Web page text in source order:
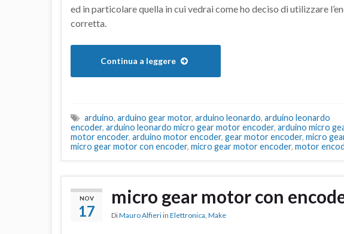
ed in particolare quella in cui vedrai come ho deciso di utilizzare
corretta.
Continua a leggere
arduino, arduino gear motor, arduino leonardo, arduino leonardo
encoder, arduino leonardo micro gear motor encoder, arduino micro
motor encoder, arduino motor encoder, gear motor encoder, micro
micro gear motor con encoder, micro gear motor encoder, motor
NOV
17
micro gear motor con
DiMauro Alfieri in Elettronica, Make